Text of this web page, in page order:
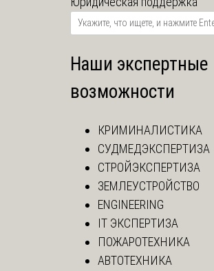
Наши экспертные
возможности
КРИМИНАЛИСТИКА
СУДМЕДЭКСПЕРТИЗА
СТРОЙЭКСПЕРТИЗА
ЗЕМЛЕУСТРОЙСТВО
ENGINEERING
IT ЭКСПЕРТИЗА
ПОЖАРОТЕХНИКА
АВТОТЕХНИКА